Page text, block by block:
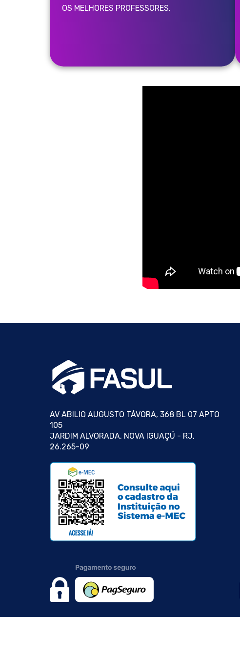
OS MELHORES PROFESSORES.
AV ABILIO AUGUSTO TÁVORA, 368 BL 07 APTO
105
JARDIM ALVORADA, NOVA IGUAÇÚ - RJ,
26.265-09